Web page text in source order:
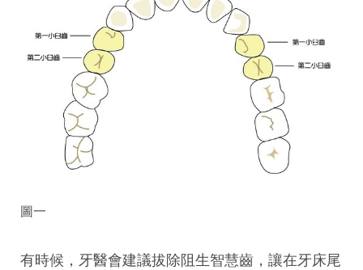
圖一
有時候，牙醫會建議拔除阻生智慧齒，讓在牙床尾